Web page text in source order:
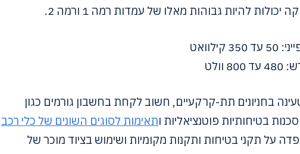
להיות גבוהות מאלו של עמדות רמה 1 ורמה 2.
בחניונים תת-קרקעיים, חשוב לקחת בחשבון גורמים כגון
בטיחותיות פוטנציאליות ותאימות לסוגים השונים של כלי רכב
על תקני בטיחות ותקנות מקומיות ושימוש בציוד מוכר של